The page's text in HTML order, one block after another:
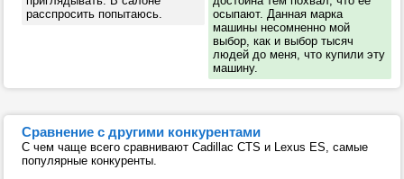
расспросить попытаюсь.
осыпают. Данная марка
машины несомненно мой
выбор, как и выбор тысяч
людей до меня, что купили эту
машину.
Сравнение с другими конкурентами
С чем чаще всего сравнивают Cadillac CTS и Lexus ES, самые
популярные конкуренты.